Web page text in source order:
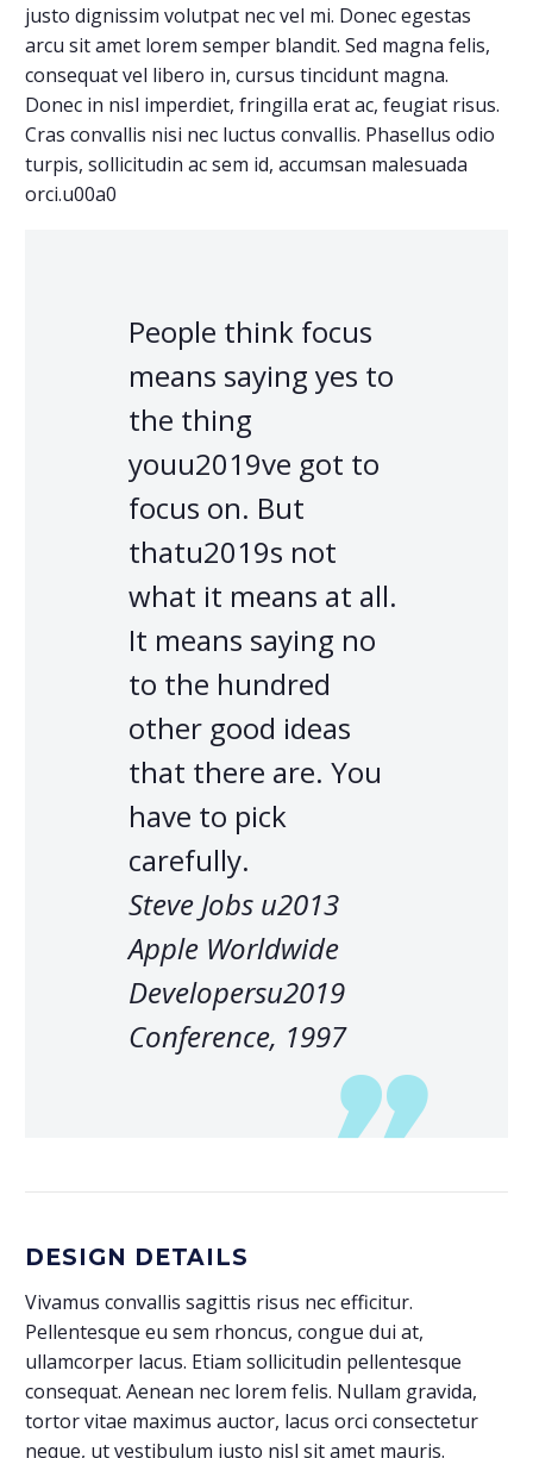
justo dignissim volutpat nec vel mi. Donec egestas
arcu sit amet lorem semper blandit. Sed magna felis,
consequat vel libero in, cursus tincidunt magna.
Donec in nisl imperdiet, fringilla erat ac, feugiat risus.
Cras convallis nisi nec luctus convallis. Phasellus odio
turpis, sollicitudin ac sem id, accumsan malesuada
orci.u00a0
People think focus
means saying yes to
the thing
youu2019ve got to
focus on. But
thatu2019s not
what it means at all.
It means saying no
to the hundred
other good ideas
that there are. You
have to pick
carefully.
Steve Jobs u2013
Apple Worldwide
Developersu2019
Conference, 1997
DESIGN DETAILS
Vivamus convallis sagittis risus nec efficitur.
Pellentesque eu sem rhoncus, congue dui at,
ullamcorper lacus. Etiam sollicitudin pellentesque
consequat. Aenean nec lorem felis. Nullam gravida,
tortor vitae maximus auctor, lacus orci consectetur
neque, ut vestibulum justo nisl sit amet mauris.